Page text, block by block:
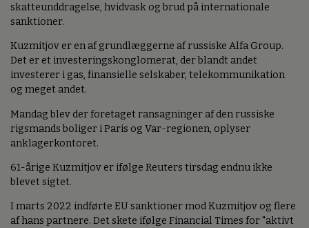
skatteunddragelse, hvidvask og brud på internationale
sanktioner.
Kuzmitjov er en af grundlæggerne af russiske Alfa Group.
Det er et investeringskonglomerat, der blandt andet
investerer i gas, finansielle selskaber, telekommunikation
og meget andet.
Mandag blev der foretaget ransagninger af den russiske
rigsmands boliger i Paris og Var-regionen, oplyser
anklagerkontoret.
61-årige Kuzmitjov er ifølge Reuters tirsdag endnu ikke
blevet sigtet.
I marts 2022 indførte EU sanktioner mod Kuzmitjov og flere
af hans partnere. Det skete ifølge Financial Times for "aktivt